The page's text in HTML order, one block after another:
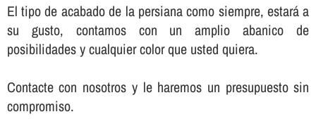
El tipo de acabado de la persiana como siempre, estará a
su gusto, contamos con un amplio abanico de
posibilidades y cualquier color que usted quiera.
Contacte con nosotros y le haremos un presupuesto sin
compromiso.